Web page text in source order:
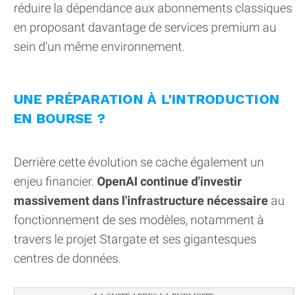
réduire la dépendance aux abonnements classiques
en proposant davantage de services premium au
sein d'un même environnement.
UNE PRÉPARATION À L'INTRODUCTION
EN BOURSE ?
Derrière cette évolution se cache également un
enjeu financier. OpenAI continue d'investir
massivement dans l'infrastructure nécessaire au
fonctionnement de ses modèles, notamment à
travers le projet Stargate et ses gigantesques
centres de données.